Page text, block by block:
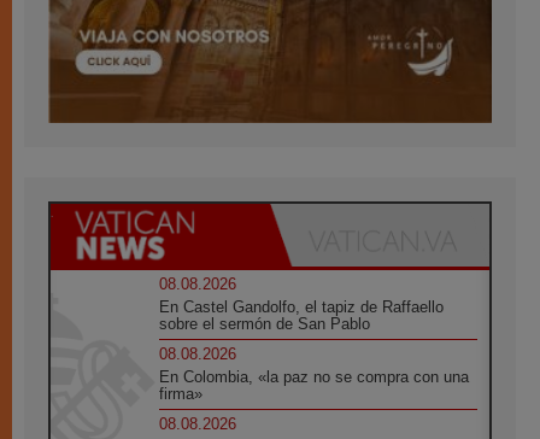
08.08.2026
En Castel Gandolfo, el tapiz de Raffaello
sobre el sermón de San Pablo
08.08.2026
En Colombia, «la paz no se compra con una
firma»
08.08.2026